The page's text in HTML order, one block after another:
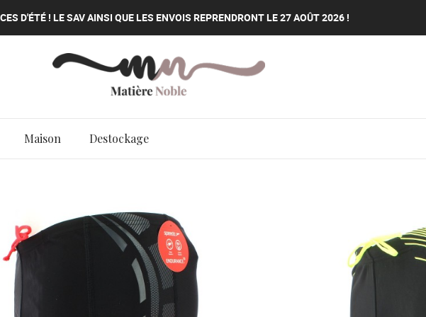
D'ÉTÉ ! LE SAV AINSI QUE LES ENVOIS REPRENDRONT LE 27 AOÛT 2026 !
D'ÉTÉ ! LE SAV AINSI QUE LES ENVOIS REPRENDRONT LE 27 AOÛT 2026 !
Maison Destockage